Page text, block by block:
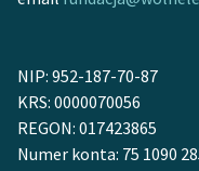
Kolekcje edukacyjne
twórców przechodzących
do domeny publicznej,
NIP: 952-187-70-87
KRS: 0000070056
REGON: 017423865
Numer konta: 75 1090